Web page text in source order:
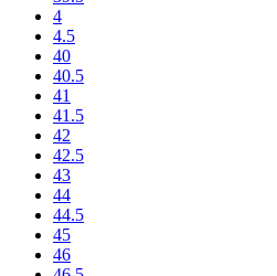
4
4.5
40
40.5
41
41.5
42
42.5
43
44
44.5
45
46